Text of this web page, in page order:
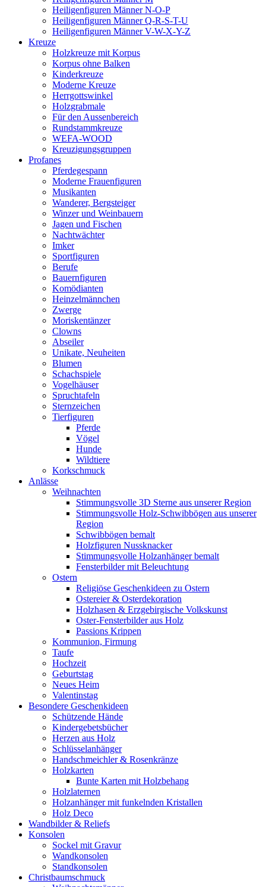
Heiligenfiguren Männer N-O-P
Heiligenfiguren Männer Q-R-S-T-U
Heiligenfiguren Männer V-W-X-Y-Z
Kreuze
Holzkreuze mit Korpus
Korpus ohne Balken
Kinderkreuze
Moderne Kreuze
Herrgottswinkel
Holzgrabmale
Für den Aussenbereich
Rundstammkreuze
WEFA-WOOD
Kreuzigungsgruppen
Profanes
Pferdegespann
Moderne Frauenfiguren
Musikanten
Wanderer, Bergsteiger
Winzer und Weinbauern
Jagen und Fischen
Nachtwächter
Imker
Sportfiguren
Berufe
Bauernfiguren
Komödianten
Heinzelmännchen
Zwerge
Moriskentänzer
Clowns
Abseiler
Unikate, Neuheiten
Blumen
Schachspiele
Vogelhäuser
Spruchtafeln
Sternzeichen
Tierfiguren
Pferde
Vögel
Hunde
Wildtiere
Korkschmuck
Anlässe
Weihnachten
Stimmungsvolle 3D Sterne aus unserer Region
Stimmungsvolle Holz-Schwibbögen aus unserer
Region
Schwibbögen bemalt
Holzfiguren Nussknacker
Stimmungsvolle Holzanhänger bemalt
Fensterbilder mit Beleuchtung
Ostern
Religiöse Geschenkideen zu Ostern
Ostereier & Osterdekoration
Holzhasen & Erzgebirgische Volkskunst
Oster-Fensterbilder aus Holz
Passions Krippen
Kommunion, Firmung
Taufe
Hochzeit
Geburtstag
Neues Heim
Valentinstag
Besondere Geschenkideen
Schützende Hände
Kindergebetsbücher
Herzen aus Holz
Schlüsselanhänger
Handschmeichler & Rosenkränze
Holzkarten
Bunte Karten mit Holzbehang
Holzlaternen
Holzanhänger mit funkelnden Kristallen
Holz Deco
Wandbilder & Reliefs
Konsolen
Sockel mit Gravur
Wandkonsolen
Standkonsolen
Christbaumschmuck